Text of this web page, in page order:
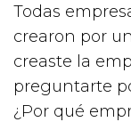
Todas
crearon por
creaste la
preguntarte
¿Por qué